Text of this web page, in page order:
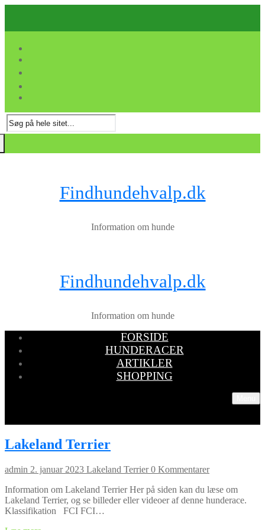
indhold
Søg
efter:
Findhundehvalp.dk
Information om hunde
Findhundehvalp.dk
Information om hunde
FORSIDE
HUNDERACER
ARTIKLER
SHOPPING
Lakeland Terrier
admin 2. januar 2023 Lakeland Terrier0 Kommentarer
Information om Lakeland Terrier Her på siden kan du læse om
Lakeland Terrier, og se billeder eller videoer af denne hunderace.
Klassifikation FCI FCI…